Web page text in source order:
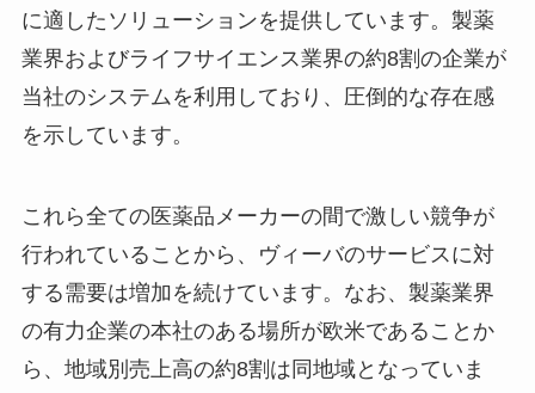
に適したソリューションを提供しています。製薬
業界およびライフサイエンス業界の約8割の企業が
当社のシステムを利用しており、圧倒的な存在感
を示しています。
これら全ての医薬品メーカーの間で激しい競争が
行われていることから、ヴィーバのサービスに対
する需要は増加を続けています。なお、製薬業界
の有力企業の本社のある場所が欧米であることか
ら、地域別売上高の約8割は同地域となっていま